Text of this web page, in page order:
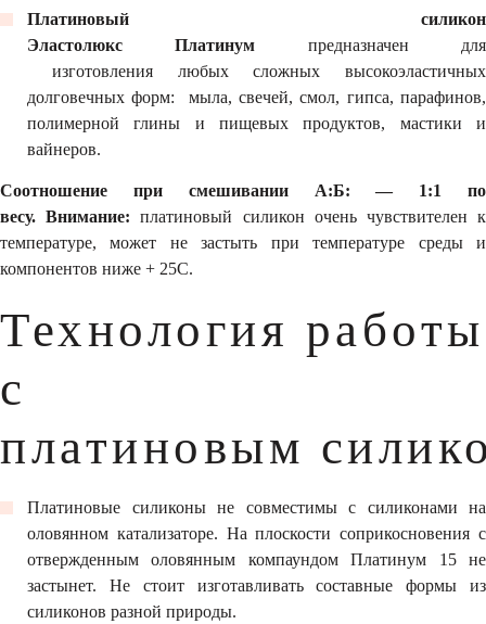
Платиновый силикон
Эластолюкс Платинум предназначен для
изготовления любых сложных высокоэластичных
долговечных форм: мыла, свечей, смол, гипса, парафинов,
полимерной глины и пищевых продуктов, мастики и
вайнеров.
Соотношение при смешивании А:Б: ― 1:1 по
весу. Внимание: платиновый силикон очень чувствителен к
температуре, может не застыть при температуре среды и
компонентов ниже + 25С.
Технология работы
с
платиновым
Платиновые силиконы не совместимы с силиконами на
оловянном катализаторе. На плоскости соприкосновения с
отвержденным оловянным компаундом Платинум 15 не
застынет. Не стоит изготавливать составные формы из
силиконов разной природы.